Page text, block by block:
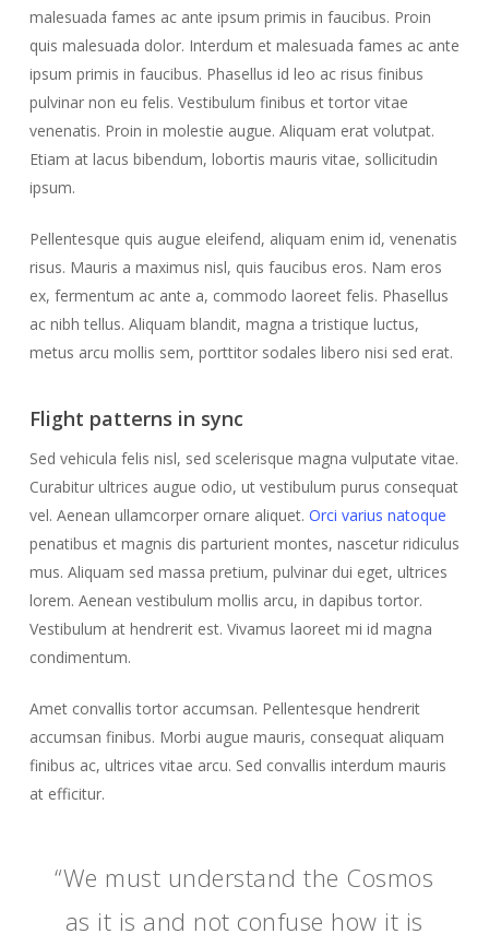
malesuada fames ac ante ipsum primis in faucibus. Proin
quis malesuada dolor. Interdum et malesuada fames ac ante
ipsum primis in faucibus. Phasellus id leo ac risus finibus
pulvinar non eu felis. Vestibulum finibus et tortor vitae
venenatis. Proin in molestie augue. Aliquam erat volutpat.
Etiam at lacus bibendum, lobortis mauris vitae, sollicitudin
ipsum.
Pellentesque quis augue eleifend, aliquam enim id, venenatis
risus. Mauris a maximus nisl, quis faucibus eros. Nam eros
ex, fermentum ac ante a, commodo laoreet felis. Phasellus
ac nibh tellus. Aliquam blandit, magna a tristique luctus,
metus arcu mollis sem, porttitor sodales libero nisi sed erat.
Flight patterns in sync
Sed vehicula felis nisl, sed scelerisque magna vulputate vitae.
Curabitur ultrices augue odio, ut vestibulum purus consequat
vel. Aenean ullamcorper ornare aliquet. Orci varius natoque
penatibus et magnis dis parturient montes, nascetur ridiculus
mus. Aliquam sed massa pretium, pulvinar dui eget, ultrices
lorem. Aenean vestibulum mollis arcu, in dapibus tortor.
Vestibulum at hendrerit est. Vivamus laoreet mi id magna
condimentum.
Amet convallis tortor accumsan. Pellentesque hendrerit
accumsan finibus. Morbi augue mauris, consequat aliquam
finibus ac, ultrices vitae arcu. Sed convallis interdum mauris
at efficitur.
“We must understand the Cosmos
as it is and not confuse how it is